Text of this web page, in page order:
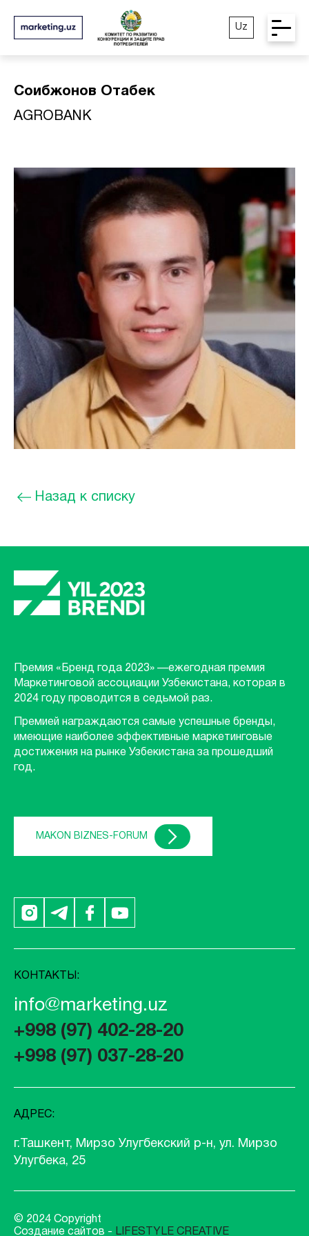
Uz
Соибжонов Отабек
AGROBANK
Назад к списку
Премия «Бренд года 2023» —ежегодная премия
Маркетинговой ассоциации Узбекистана, которая в
2024 году проводится в седьмой раз.
Премией награждаются самые успешные бренды,
имеющие наиболее эффективные маркетинговые
достижения на рынке Узбекистана за прошедший
год.
MAKON BIZNES-FORUM
КОНТАКТЫ:
info@marketing.uz
+998 (97) 402-28-20
+998 (97) 037-28-20
АДРЕС:
г.Ташкент, Мирзо Улугбекский р-н, ул. Мирзо
Улугбека, 25
© 2024 Copyright
Создание сайтов - LIFESTYLE CREATIVE